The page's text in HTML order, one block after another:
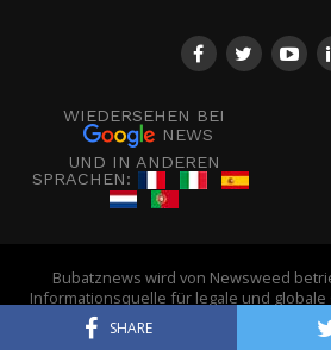
SHARE
WIEDERSEHEN BEI
NEWS
UND IN ANDEREN
SPRACHEN:
Bubatznews wird von Newsweed
Informationsquelle für legale und globale
Europa. - ©